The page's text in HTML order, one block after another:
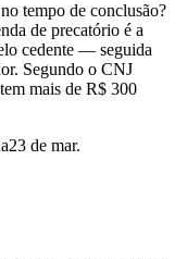
tempo de conclusão?
de precatório é a
cedente — seguida
Segundo o CNJ
mais de R$ 300
23 de mar.